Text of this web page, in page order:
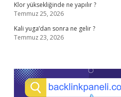
Klor yüksekliğinde ne yapılır ?
Temmuz 25, 2026
Kali yuga’dan sonra ne gelir ?
Temmuz 23, 2026